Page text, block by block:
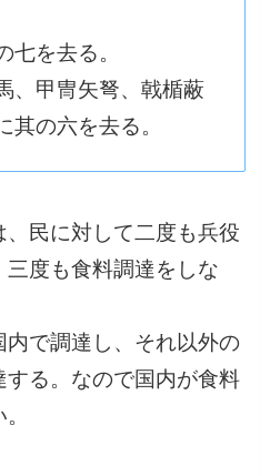
七を去る。
、甲冑矢弩、戟楯蔽
其の六を去る。
民に対して二度も兵役
度も食料調達をしな
で調達し、それ以外の
る。なので国内が食料